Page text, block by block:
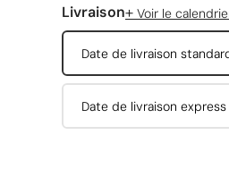
Livraison+ Voir le
Date de livraison
Date de livraison express